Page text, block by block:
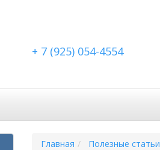
+ 7 (925) 054-4554
Главная Полезные статьи